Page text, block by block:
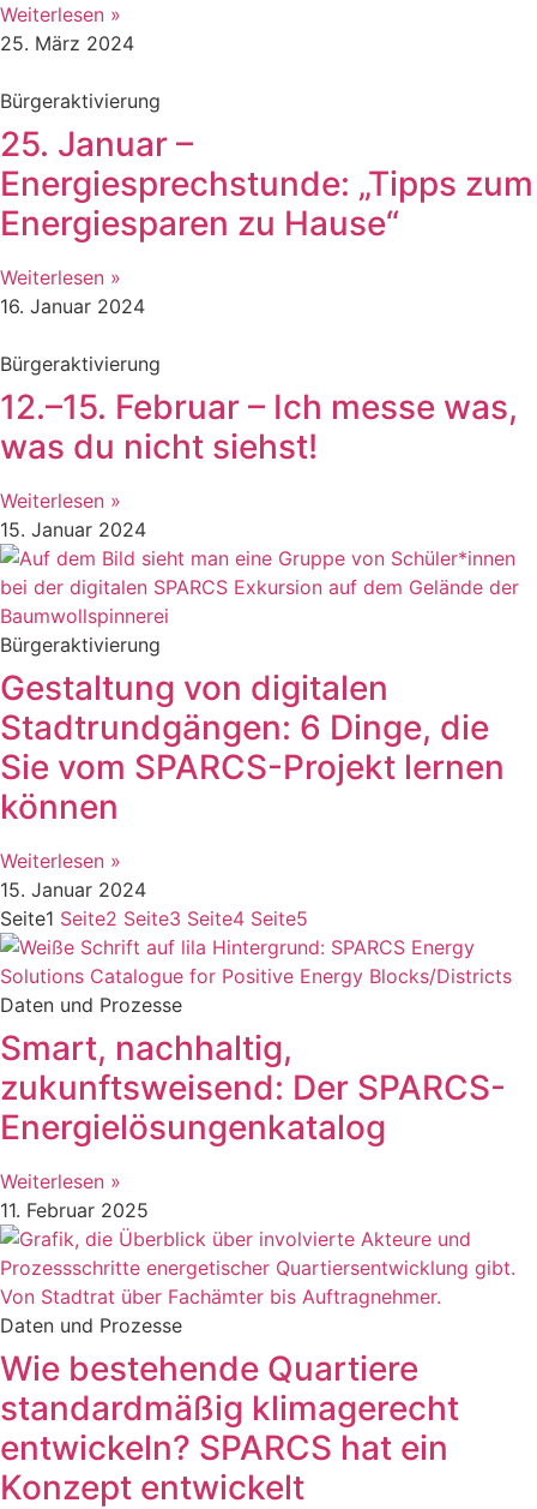
Weiterlesen »
25. März 2024
Bürgeraktivierung
25. Januar –
Energiesprechstunde: „Tipps zum
Energiesparen zu Hause“
Weiterlesen »
16. Januar 2024
Bürgeraktivierung
12.–15. Februar – Ich messe was,
was du nicht siehst!
Weiterlesen »
15. Januar 2024
Bürgeraktivierung
Gestaltung von digitalen
Stadtrundgängen: 6 Dinge, die
Sie vom SPARCS-Projekt lernen
können
Weiterlesen »
15. Januar 2024
Seite1 Seite2 Seite3 Seite4 Seite5
Daten und Prozesse
Smart, nachhaltig,
zukunftsweisend: Der SPARCS-
Energielösungenkatalog
Weiterlesen »
11. Februar 2025
Daten und Prozesse
Wie bestehende Quartiere
standardmäßig klimagerecht
entwickeln? SPARCS hat ein
Konzept entwickelt